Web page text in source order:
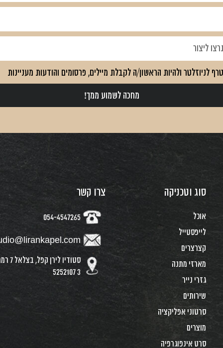
לניוזלטר ולהיות הראשון/ה לקבלת מיילים, פרסומים והודעות מעניינות
מחכה לשמוע ממך!
סוג וטכניקה
אוכל
לייפסטייל
קצרצרים
מארזי מתנה
גזרי נייר
שירותים
סרטוני אפליקציה
מוצרים
סרט אינפוגרפיה
צרו קשר
054-4547265
סטודיו
3 5252107